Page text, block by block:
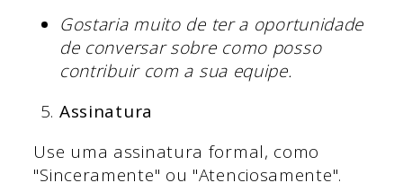
Gostaria muito de ter a oportunidade
de conversar sobre como posso
contribuir com a sua equipe.
Assinatura
Use uma assinatura formal, como
"Sinceramente" ou "Atenciosamente".